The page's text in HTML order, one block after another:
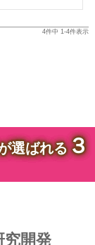
4件中 1-4件表示
選ばれる３
開発